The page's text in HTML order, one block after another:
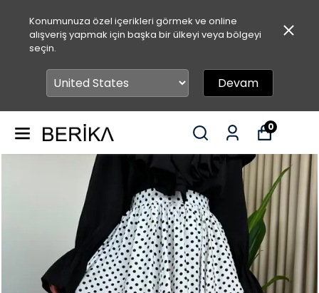
Konumunuza özel içerikleri görmek ve online
alışveriş yapmak için başka bir ülkeyi veya bölgeyi
seçin.
Devam
0